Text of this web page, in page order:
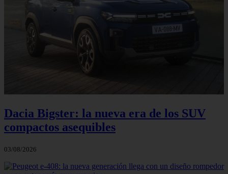
Dacia Bigster: la nueva era de los SUV
compactos asequibles
03/08/2026